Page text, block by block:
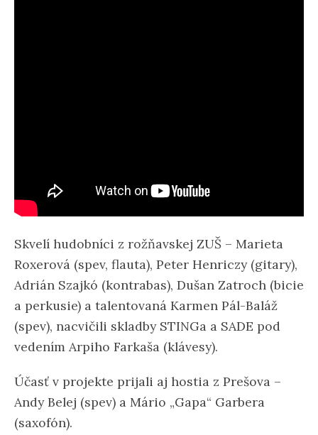
Skvelí hudobníci z rožňavskej ZUŠ – Marieta
Roxerová (spev, flauta), Peter Henriczy (gitary),
Adrián Szajkó (kontrabas), Dušan Zatroch (bicie
a perkusie) a talentovaná Karmen Pál-Baláž
(spev), nacvičili skladby STINGa a SADE pod
vedením Arpiho Farkaša (klávesy).
Účasť v projekte prijali aj hostia z Prešova –
Andy Belej (spev) a Mário „Gapa“ Garbera
(saxofón).